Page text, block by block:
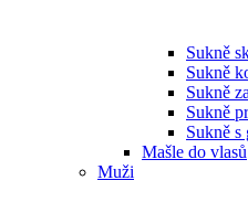
Sukně
Sukně
Sukně
Sukně
Sukně s
Mašle do vlasů
Muži